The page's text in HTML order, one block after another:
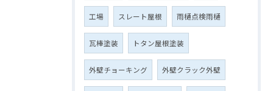
工場 スレート屋根 雨樋点検雨樋
瓦棒塗装 トタン屋根塗装
外壁チョーキング 外壁クラック外壁